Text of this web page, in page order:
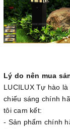
Lý do nên mua
LUCILUX Tự hào
chiếu sáng chính
tôi cam kết:
- Sản phẩm chính